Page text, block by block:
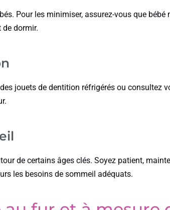
Pour les minimiser, assurez-vous que
de dormir.
jouets de dentition réfrigérés ou consultez
de certains âges clés. Soyez patient,
les besoins de sommeil adéquats.